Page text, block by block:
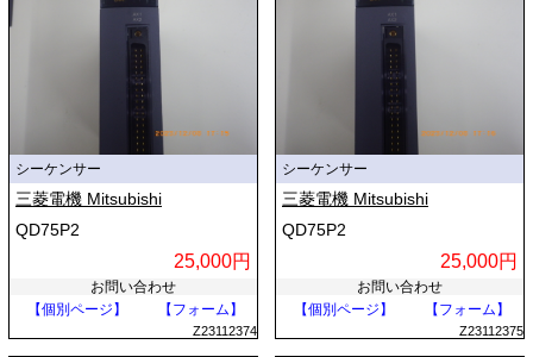
シーケンサー
三菱電機 Mitsubishi
QD75P2
25,000円
お問い合わせ
【個別ページ】
【フォーム】
Z23112374
シーケンサー
三菱電機 Mitsubishi
QD75P2
25,000円
お問い合わせ
【個別ページ】
【フォーム】
Z23112375